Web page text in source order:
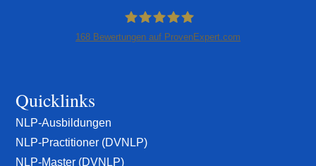
168 Bewertungen auf ProvenExpert.com
Quicklinks
NLP-Ausbildungen
NLP-Practitioner (DVNLP)
NLP-Master (DVNLP)